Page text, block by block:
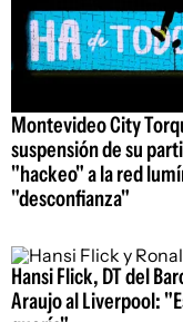
Montevideo City
suspensión de su
"hackeo" a la red
"desconfianza"
Hansi Flick, DT del
Araujo al Liverpool: